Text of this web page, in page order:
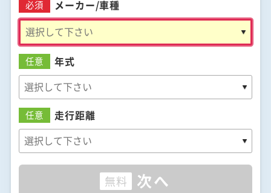
必須 メーカー/車種
任意 年式
任意 走行距離
無料 次へ